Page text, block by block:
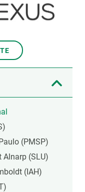
(PMSP)
Alnarp (SLU)
(IAH)